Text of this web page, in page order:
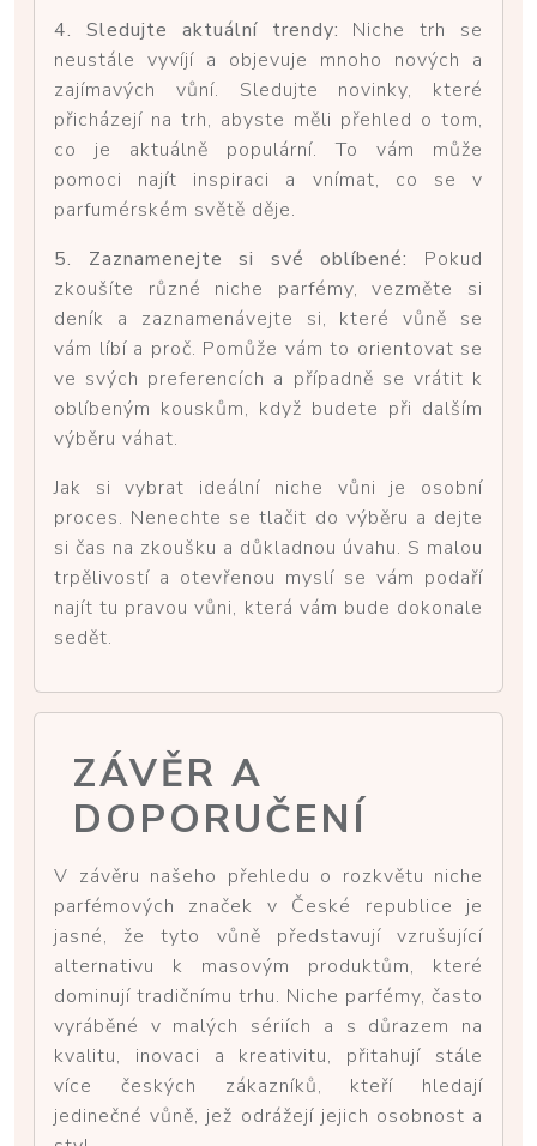
4. Sledujte aktuální trendy: Niche trh se
neustále vyvíjí a objevuje mnoho nových a
zajímavých vůní. Sledujte novinky, které
přicházejí na trh, abyste měli přehled o tom,
co je aktuálně populární. To vám může
pomoci najít inspiraci a vnímat, co se v
parfumérském světě děje.
5. Zaznamenejte si své oblíbené:
Pokud
zkoušíte různé niche parfémy, vezměte si
deník a zaznamenávejte si, které vůně se
vám líbí a proč. Pomůže vám to orientovat se
ve svých preferencích a případně se vrátit k
oblíbeným kouskům, když budete při dalším
výběru váhat.
Jak si vybrat ideální niche vůni je osobní
proces. Nenechte se tlačit do výběru a dejte
si čas na zkoušku a důkladnou úvahu. S malou
trpělivostí a otevřenou myslí se vám podaří
najít tu pravou vůni, která vám bude dokonale
sedět.
ZÁVĚR A
DOPORUČENÍ
V závěru našeho přehledu o rozkvětu niche
parfémových značek v České republice je
jasné, že tyto vůně představují vzrušující
alternativu k masovým produktům, které
dominují tradičnímu trhu. Niche parfémy, často
vyráběné v malých sériích a s důrazem na
kvalitu, inovaci a kreativitu, přitahují stále
více českých zákazníků, kteří hledají
jedinečné vůně, jež odrážejí jejich osobnost a